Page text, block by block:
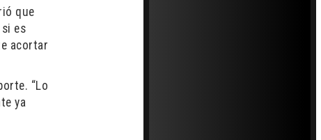
que
es
acortar
“Lo
ya